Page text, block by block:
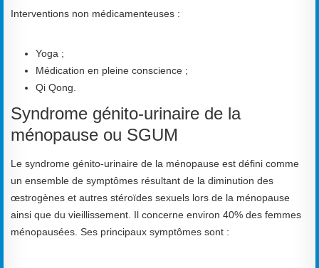
Interventions non médicamenteuses :
Yoga ;
Médication en pleine conscience ;
Qi Qong.
Syndrome génito-urinaire de la
ménopause ou SGUM
Le syndrome génito-urinaire de la ménopause est défini comme
un ensemble de symptômes résultant de la diminution des
œstrogènes et autres stéroïdes sexuels lors de la ménopause
ainsi que du vieillissement. Il concerne environ 40% des femmes
ménopausées. Ses principaux symptômes sont :